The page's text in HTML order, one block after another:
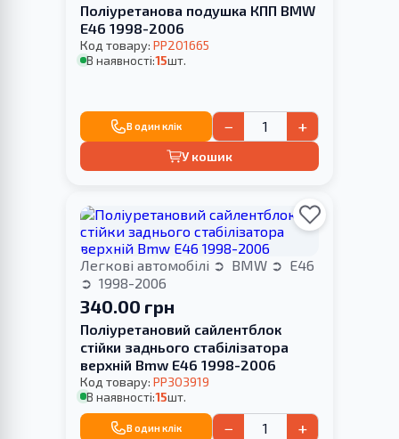
Поліуретанова подушка КПП BMW
E46 1998-2006
Код товару: PP201665
В наявності:15шт.
В один клік − +
У кошик
Легкові автомобілі BMW
E46
1998-2006
340.00 грн
Поліуретановий сайлентблок
стійки заднього стабілізатора
верхній Bmw E46 1998-2006
Код товару: PP303919
В наявності:15шт.
В один клік − +